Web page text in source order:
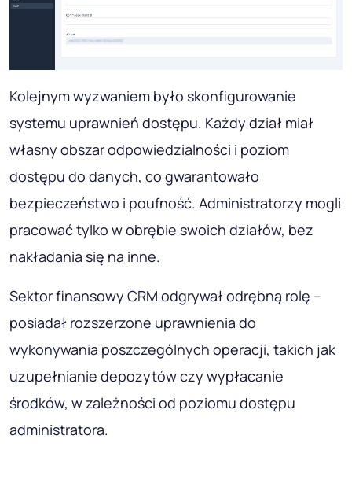
Kolejnym wyzwaniem było skonfigurowanie
systemu uprawnień dostępu. Każdy dział miał
własny obszar odpowiedzialności i poziom
dostępu do danych, co gwarantowało
bezpieczeństwo i poufność. Administratorzy mogli
pracować tylko w obrębie swoich działów, bez
nakładania się na inne.
Sektor finansowy CRM odgrywał odrębną rolę –
posiadał rozszerzone uprawnienia do
wykonywania poszczególnych operacji, takich jak
uzupełnianie depozytów czy wypłacanie
środków, w zależności od poziomu dostępu
administratora.